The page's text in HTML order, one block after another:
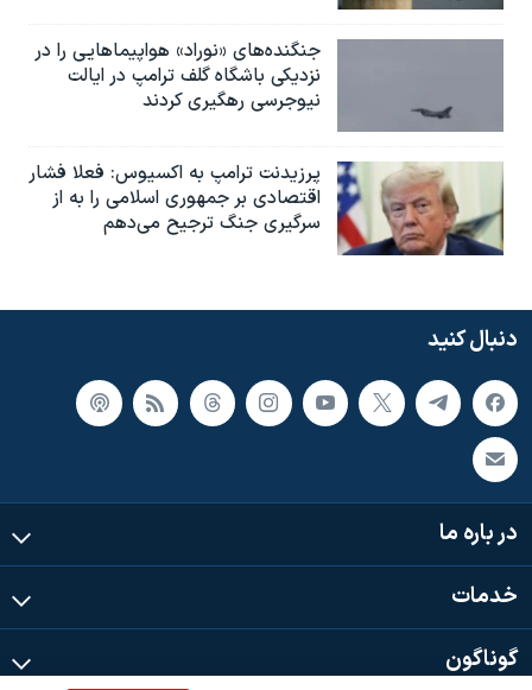
جنگنده‌های «نوراد» هواپیماهایی را در
نزدیکی باشگاه گلف ترامپ در ایالت
نیوجرسی رهگیری کردند
پرزیدنت ترامپ به اکسیوس: فعلا فشار
اقتصادی بر جمهوری اسلامی را به از
سرگیری جنگ ترجیح می‌دهم
دنبال کنید
در باره ما
خدمات
گوناگون